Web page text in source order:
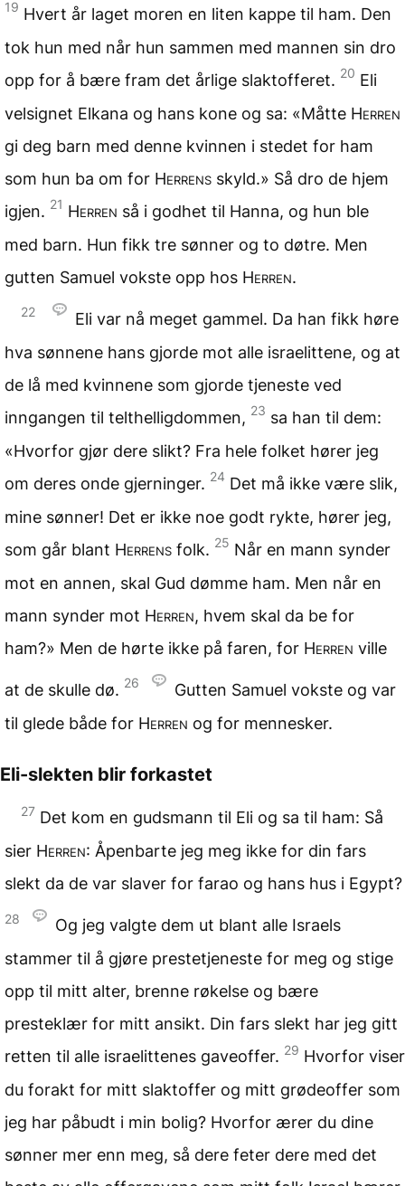
19 Hvert år laget moren en liten kappe til ham. Den
tok hun med når hun sammen med mannen sin dro
opp for å bære fram det årlige slaktofferet. 20 Eli
velsignet Elkana og hans kone og sa: «Måtte Herren
gi deg barn med denne kvinnen i stedet for ham
som hun ba om for Herrens skyld.» Så dro de hjem
igjen. 21 Herren så i godhet til Hanna, og hun ble
med barn. Hun fikk tre sønner og to døtre. Men
gutten Samuel vokste opp hos Herren.
22
Eli var nå meget gammel. Da han fikk høre
hva sønnene hans gjorde mot alle israelittene, og at
de lå med kvinnene som gjorde tjeneste ved
inngangen til telthelligdommen, 23 sa han til dem:
«Hvorfor gjør dere slikt? Fra hele folket hører jeg
om deres onde gjerninger. 24 Det må ikke være slik,
mine sønner! Det er ikke noe godt rykte, hører jeg,
som går blant Herrens folk. 25 Når en mann synder
mot en annen, skal Gud dømme ham. Men når en
mann synder mot Herren, hvem skal da be for
ham?» Men de hørte ikke på faren, for Herren ville
at de skulle dø. 26
Gutten Samuel vokste og var
til glede både for Herren og for mennesker.
Eli-slekten blir forkastet
27 Det kom en gudsmann til Eli og sa til ham: Så
sier Herren: Åpenbarte jeg meg ikke for din fars
slekt da de var slaver for farao og hans hus i Egypt?
28
Og jeg valgte dem ut blant alle Israels
stammer til å gjøre prestetjeneste for meg og stige
opp til mitt alter, brenne røkelse og bære
presteklær for mitt ansikt. Din fars slekt har jeg gitt
retten til alle israelittenes gaveoffer. 29 Hvorfor viser
du forakt for mitt slaktoffer og mitt grødeoffer som
jeg har påbudt i min bolig? Hvorfor ærer du dine
sønner mer enn meg, så dere feter dere med det